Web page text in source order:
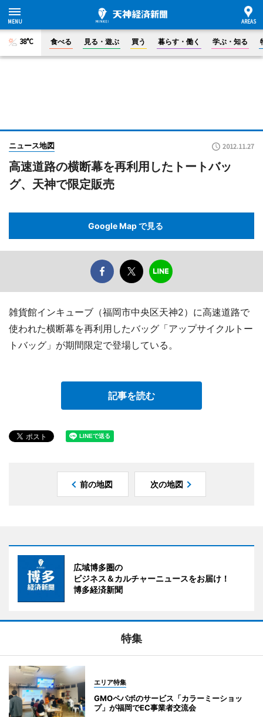
38°C 食べる 見る・遊ぶ 買う 暮らす・働く 学ぶ・知る
ニュース地図 2012.11.27
高速道路の横断幕を再利用したトートバッ
グ、天神で限定販売
Google Map で見る
雑貨館インキューブ（福岡市中央区天神2）に高速道路で
使われた横断幕を再利用したバッグ「アップサイクルトー
トバッグ」が期間限定で登場している。
記事を読む
前の地図 次の地図
広域博多圏の
ビジネス＆カルチャーニュースをお届け！
博多経済新聞
特集
エリア特集
GMOペパボのサービス「カラーミーショッ
プ」が福岡でEC事業者交流会